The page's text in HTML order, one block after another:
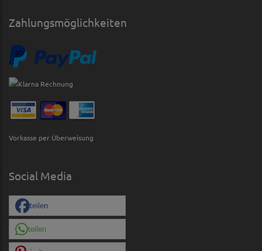
Zahlungsmöglichkeiten
Vorkasse per Überweisung
Social Media
teilen
teilen